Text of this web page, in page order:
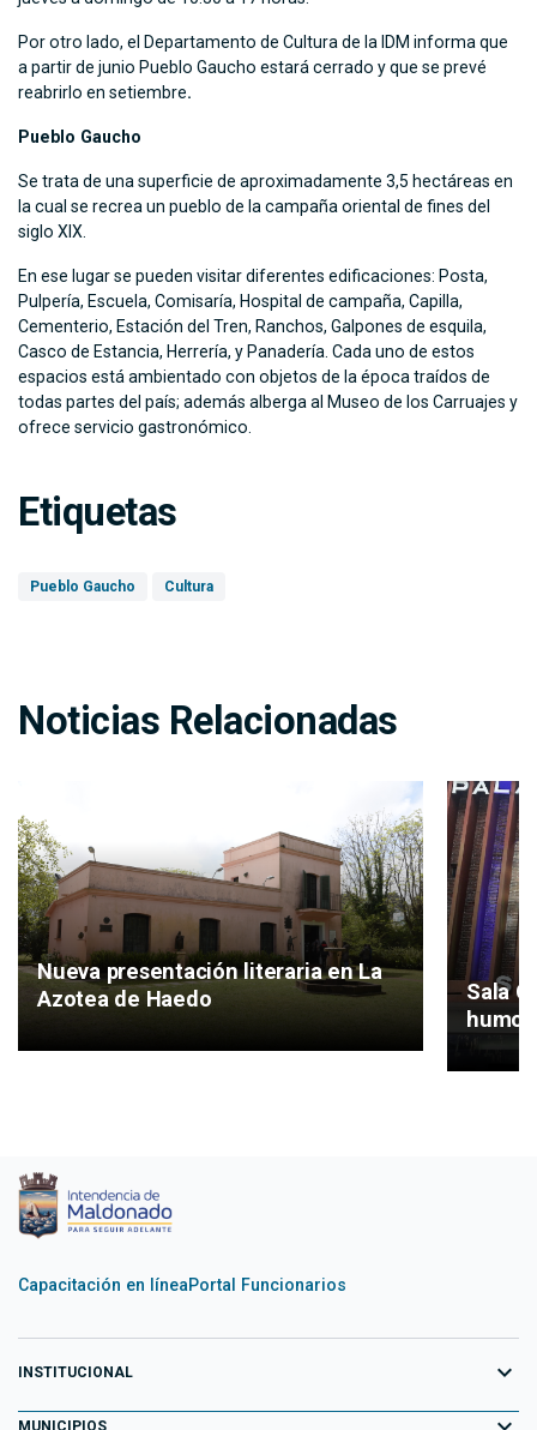
Por otro lado, el Departamento de Cultura de la IDM informa que
a partir de junio Pueblo Gaucho estará cerrado y que se prevé
reabrirlo en setiembre.
Pueblo Gaucho
Se trata de una superficie de aproximadamente 3,5 hectáreas en
la cual se recrea un pueblo de la campaña oriental de fines del
siglo XIX.
En ese lugar se pueden visitar diferentes edificaciones: Posta,
Pulpería, Escuela, Comisaría, Hospital de campaña, Capilla,
Cementerio, Estación del Tren, Ranchos, Galpones de esquila,
Casco de Estancia, Herrería, y Panadería. Cada uno de estos
espacios está ambientado con objetos de la época traídos de
todas partes del país; además alberga al Museo de los Carruajes y
ofrece servicio gastronómico.
Etiquetas
Pueblo Gaucho Cultura
Noticias Relacionadas
Nueva presentación literaria en La
Azotea de Haedo
Sala
humor
Capacitación en líneaPortal Funcionarios
INSTITUCIONAL expand_more
Equipo de Gobierno
MUNICIPIOS